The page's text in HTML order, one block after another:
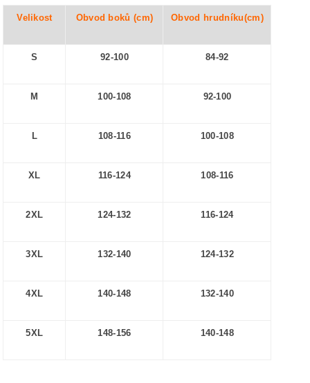
Velikost Obvod boků (cm) Obvod hrudníku(cm)
S 92-100 84-92
M 100-108 92-100
L 108-116 100-108
XL 116-124 108-116
2XL 124-132 116-124
3XL 132-140 124-132
4XL 140-148 132-140
5XL 148-156 140-148